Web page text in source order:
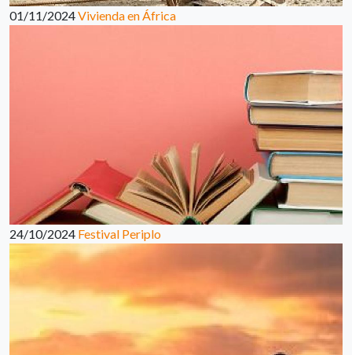
01/11/2024Vivienda en África
24/10/2024 Festival Periplo